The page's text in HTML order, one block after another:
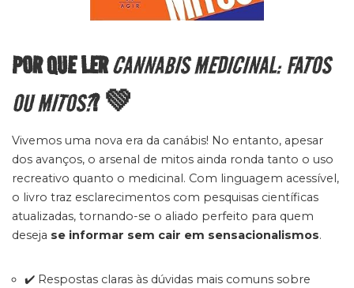
POR QUE LERCANNABIS MEDICINAL: FATOS
OU MITOS?? 💚
Vivemos uma nova era da canábis! No entanto, apesar
dos avanços, o arsenal de mitos ainda ronda tanto o uso
recreativo quanto o medicinal. Com linguagem acessível,
o livro traz esclarecimentos com pesquisas científicas
atualizadas, tornando-se o aliado perfeito para quem
deseja se informar sem cair em sensacionalismos.
✔️ Respostas claras às dúvidas mais comuns sobre